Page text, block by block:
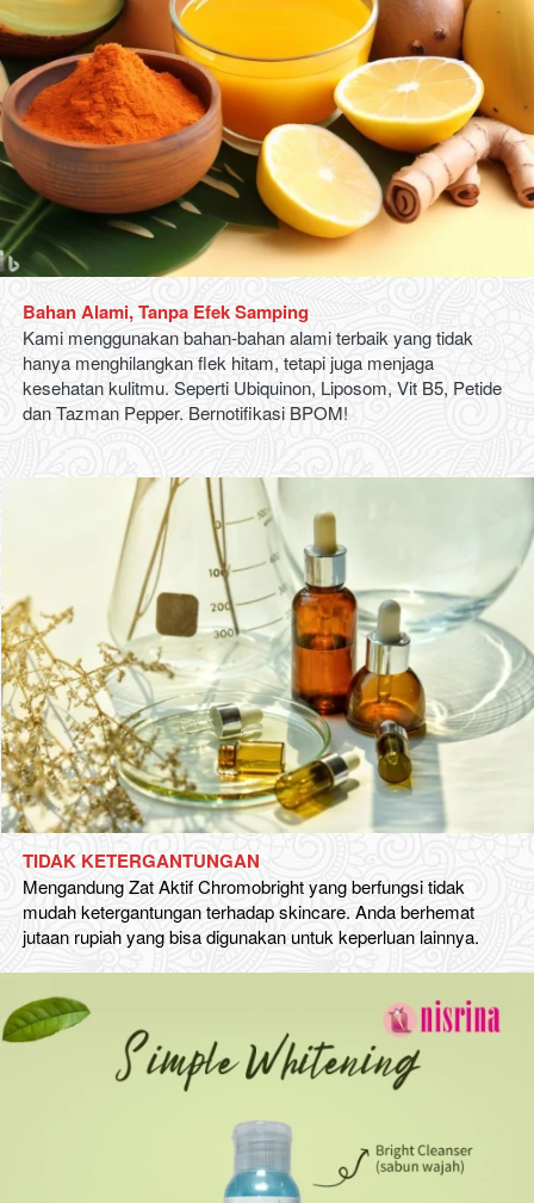
BahanAlami, Tanpa EfekSamping
Kami menggunakan bahan-bahan alami terbaik yang tidak
hanya menghilangkan flek hitam, tetapi juga menjaga
kesehatan kulitmu. Seperti Ubiquinon, Liposom, Vit B5, Petide
dan Tazman Pepper. Bernotifikasi BPOM!
TIDAK KETERGANTUNGAN
Mengandung Zat Aktif Chromobright yang berfungsi tidak
mudah ketergantungan terhadap skincare. Anda berhemat
jutaan rupiah yang bisa digunakan untuk keperluan lainnya.